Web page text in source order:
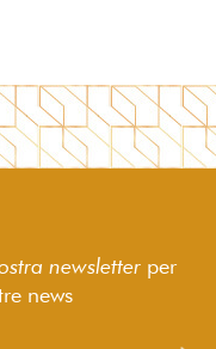
newsletter per
news